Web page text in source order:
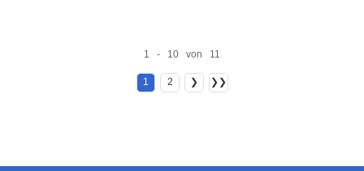
1 - 10 von 11
1 2 ❯ ❯❯